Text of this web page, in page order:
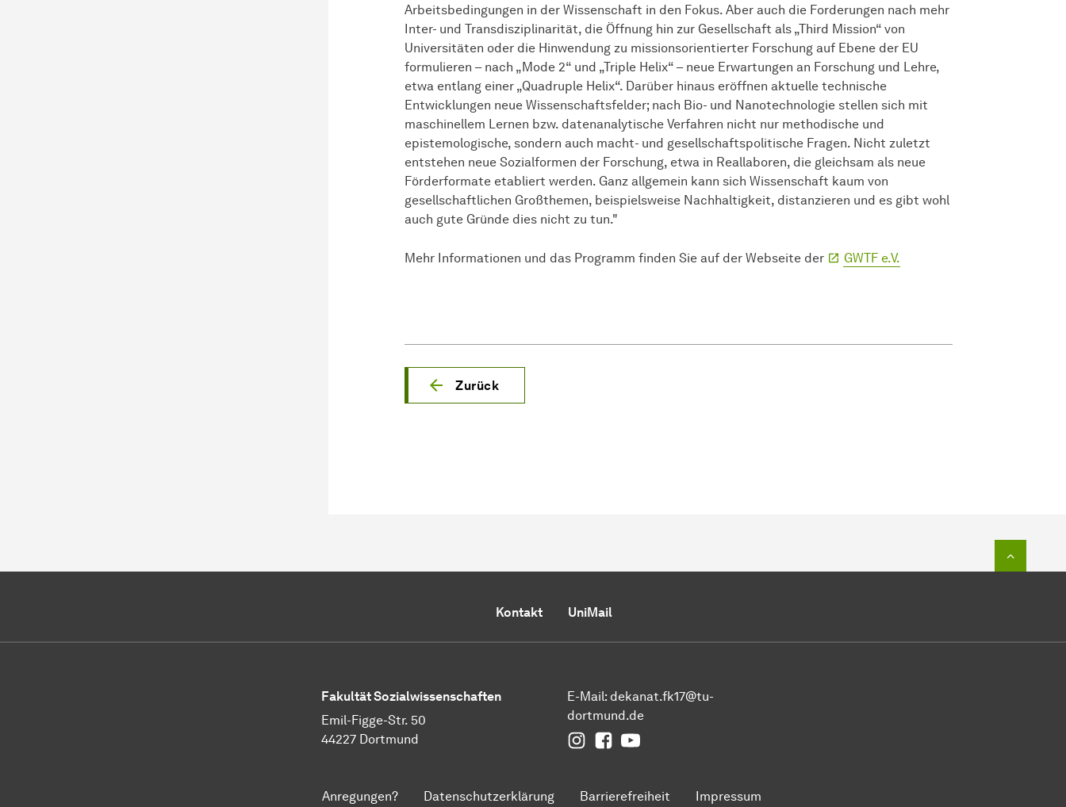
Arbeitsbedingungen in der Wissenschaft in den Fokus. Aber auch die Forderungen nach mehr
Inter- und Transdisziplinarität, die Öffnung hin zur Gesellschaft als „Third Mission“ von
Universitäten oder die Hinwendung zu missionsorientierter Forschung auf Ebene der EU
formulieren – nach „Mode 2“ und „Triple Helix“ – neue Erwartungen an Forschung und Lehre,
etwa entlang einer „Quadruple Helix“. Darüber hinaus eröffnen aktuelle technische
Entwicklungen neue Wissenschaftsfelder; nach Bio- und Nanotechnologie stellen sich mit
maschinellem Lernen bzw. datenanalytische Verfahren nicht nur methodische und
epistemologische, sondern auch macht- und gesellschaftspolitische Fragen. Nicht zuletzt
entstehen neue Sozialformen der Forschung, etwa in Reallaboren, die gleichsam als neue
Förderformate etabliert werden. Ganz allgemein kann sich Wissenschaft kaum von
gesellschaftlichen Großthemen, beispielsweise Nachhaltigkeit, distanzieren und es gibt wohl
auch gute Gründe dies nicht zu tun."
Mehr Informationen und das Programm finden Sie auf der Webseite der GWTF e.V.
Zurück
Kontakt UniMail
FakultätSozial­wissen­schaften
Emil-Figge-Str. 50
44227 Dortmund
E-Mail: dekanat.fk17@tu-
dortmund.de
Instagram
Facebook
YouTube
Anregungen? Datenschutzerklärung Barrierefreiheit Impressum